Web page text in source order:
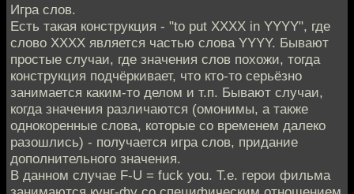
Игра слов.
Есть такая конструкция - "to put XXXX in YYYY", где
слово XXXX является частью слова YYYY. Бывают
простые случаи, где значения слов похожи, тогда
конструкция подчёркивает, что кто-то серьёзно
занимается каким-то делом и т.п. Бывают случаи,
когда значения различаются (омонимы, а также
однокоренные слова, которые со временем далеко
разошлись) - получается игра слов, придание
дополнительного значения.
В данном случае F-U = fuck you. Т.е. герои фильма